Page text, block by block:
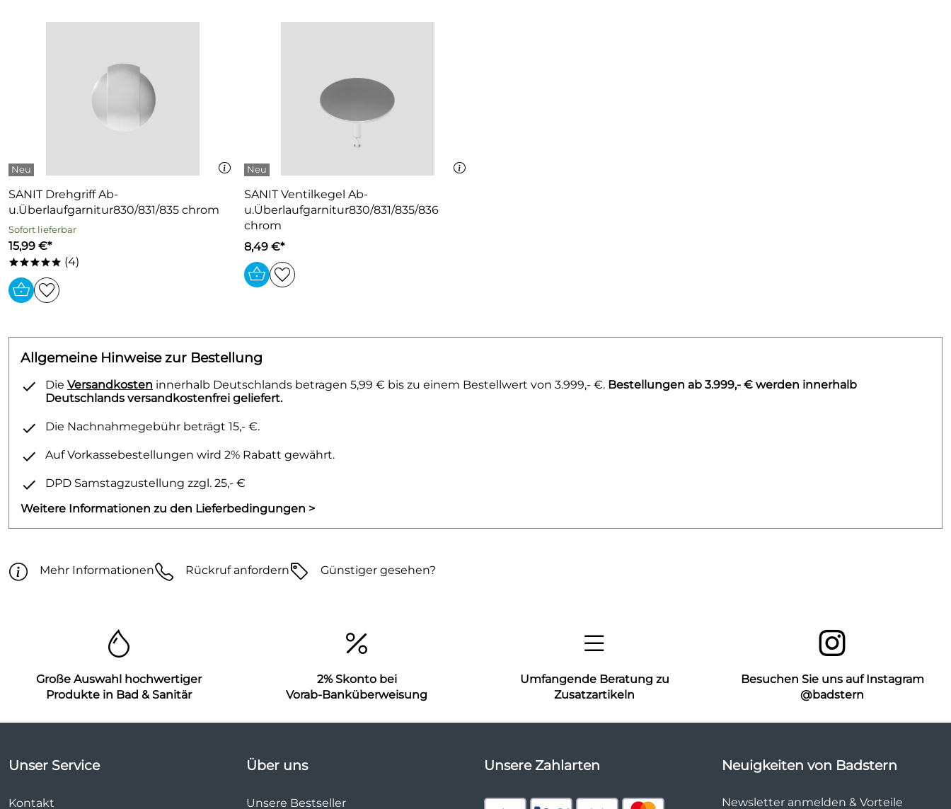
SANIT Drehgriff Ab-
u.Überlaufgarnitur830/831/835 chrom
Sofort lieferbar
15,99 €*
***** (4)
SANIT Ventilkegel Ab-
u.Überlaufgarnitur830/831/835/836
chrom
8,49 €*
Allgemeine Hinweise zur Bestellung
Die Versandkosten innerhalb Deutschlands betragen 5,99 € bis zu einem Bestellwert von 3.999,- €. Bestellungen ab 3.999,- € werden innerhalb
Deutschlands versandkostenfrei geliefert.
Die Nachnahmegebühr beträgt 15,- €.
Auf Vorkassebestellungen wird 2% Rabatt gewährt.
DPD Samstagzustellung zzgl. 25,- €
Weitere Informationen zu den Lieferbedingungen >
Mehr Informationen Rückruf anfordern Günstiger gesehen?
Große Auswahl hochwertiger
Produkte in Bad & Sanitär
2% Skonto bei
Vorab-Banküberweisung
Umfangende Beratung zu
Zusatzartikeln
Besuchen Sie uns auf Instagram
@badstern
Unser Service
Kontakt
Über uns
Unsere Bestseller
Unsere Zahlarten Neuigkeiten von Badstern
Newsletter anmelden & Vorteile